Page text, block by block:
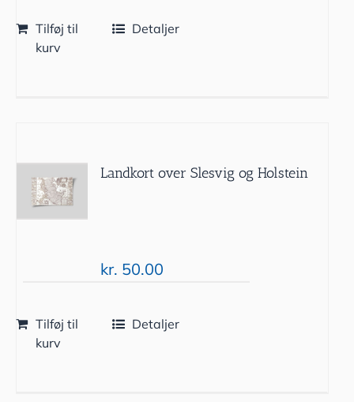
Tilføj til
kurv
Detaljer
Landkort over Slesvig og Holstein
kr. 50.00
Tilføj til
kurv
Detaljer